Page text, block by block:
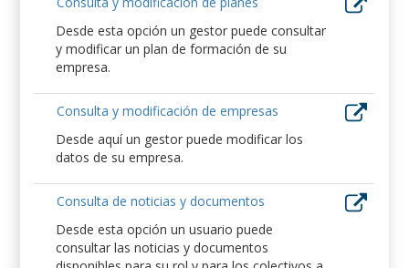
Desde esta opción un gestor puede consultar
y modificar un plan de formación de su
empresa.
Consulta y modificación de empresas
Desde aquí un gestor puede modificar los
datos de su empresa.
Consulta de noticias y documentos
Desde esta opción un usuario puede
consultar las noticias y documentos